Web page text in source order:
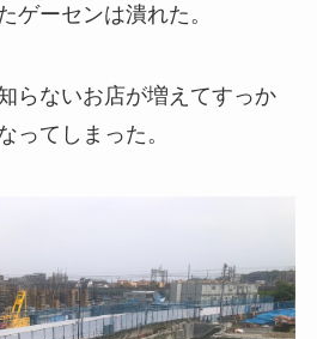
ゲーセンは潰れた。
らないお店が増えてすっか
ってしまった。